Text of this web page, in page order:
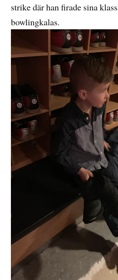
strike där han firade sina
bowlingkalas.